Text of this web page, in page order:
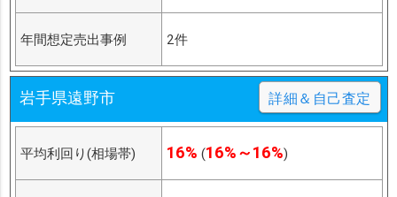
年間想定売出事例 2件
岩手県遠野市 詳細＆自己査定
平均利回り(相場帯) 16% (16%～16%)